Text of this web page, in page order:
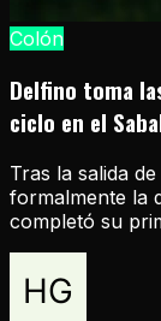
Colón
Delfino toma
ciclo en el
Tras la salida
formalmente la
completó su